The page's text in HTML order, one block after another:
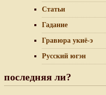
Статьи
Гадание
Гравюра укиё-э
Русский югэн
последняя ли?